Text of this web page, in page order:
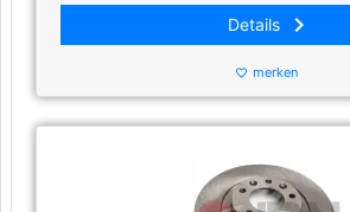
Details keyboard_arrow_right
favorite_border merken